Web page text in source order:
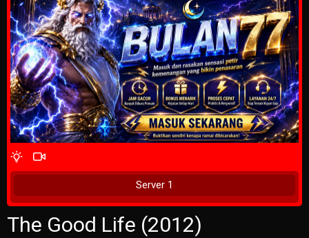
Tunggu 2 Detik
4 Wait Time
Server 1
The Good Life (2012)